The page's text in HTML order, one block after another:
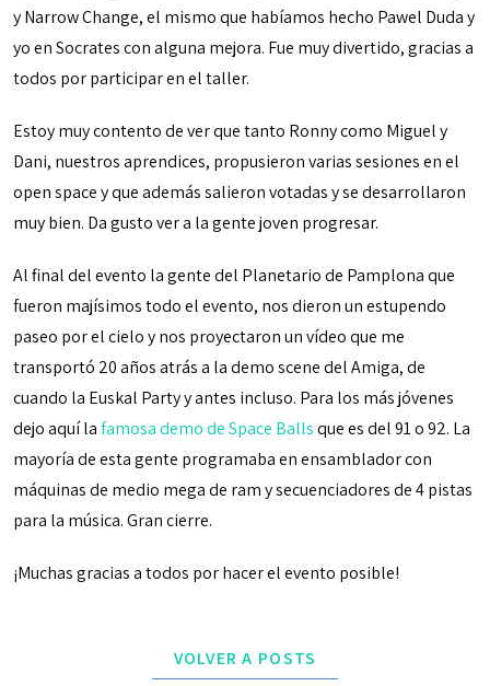
y Narrow Change, el mismo que habíamos hecho Pawel Duda y
yo en Socrates con alguna mejora. Fue muy divertido, gracias a
todos por participar en el taller.
Estoy muy contento de ver que tanto Ronny como Miguel y
Dani, nuestros aprendices, propusieron varias sesiones en el
open space y que además salieron votadas y se desarrollaron
muy bien. Da gusto ver a la gente joven progresar.
Al final del evento la gente del Planetario de Pamplona que
fueron majísimos todo el evento, nos dieron un estupendo
paseo por el cielo y nos proyectaron un vídeo que me
transportó 20 años atrás a la demo scene del Amiga, de
cuando la Euskal Party y antes incluso. Para los más jóvenes
dejo aquí lafamosa demo de Space Ballsque es del 91 o 92. La
mayoría de esta gente programaba en ensamblador con
máquinas de medio mega de ram y secuenciadores de 4 pistas
para la música. Gran cierre.
¡Muchas gracias a todos por hacer el evento posible!
VOLVER A POSTS